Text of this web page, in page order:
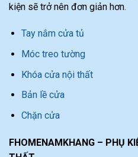
kiện sẽ trở nên đơn giản hơn.
Tay nắm cửa tủ
Móc treo tường
Khóa cửa nội thất
Bản lề cửa
Chặn cửa
FHOMENAMKHANG – PHỤ